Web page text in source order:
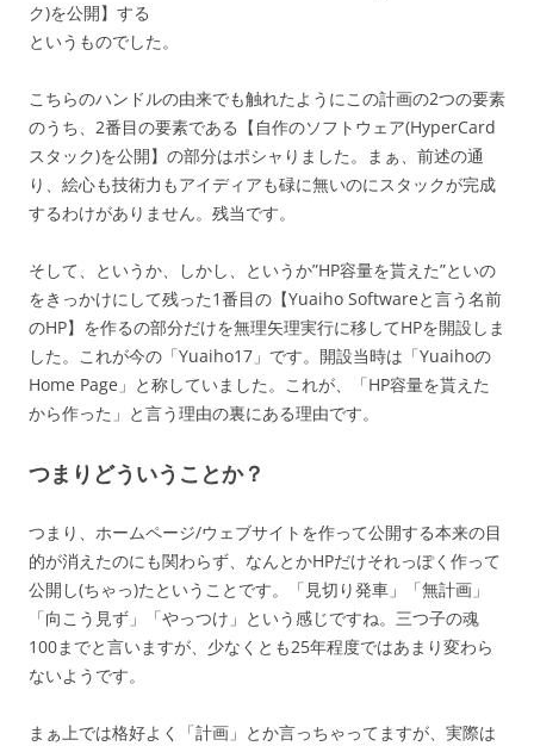
ク)を公開】する
というものでした。
こちらのハンドルの由来でも触れたようにこの計画の2つの要素
のうち、2番目の要素である【自作のソフトウェア(HyperCard
スタック)を公開】の部分はポシャりました。まぁ、前述の通
り、絵心も技術力もアイディアも碌に無いのにスタックが完成
するわけがありません。残当です。
そして、というか、しかし、というか”HP容量を貰えた”といの
をきっかけにして残った1番目の【Yuaiho Softwareと言う名前
のHP】を作るの部分だけを無理矢理実行に移してHPを開設しま
した。これが今の「Yuaiho17」です。開設当時は「Yuaihoの
Home Page」と称していました。これが、「HP容量を貰えた
から作った」と言う理由の裏にある理由です。
つまりどういうことか？
つまり、ホームページ/ウェブサイトを作って公開する本来の目
的が消えたのにも関わらず、なんとかHPだけそれっぽく作って
公開し(ちゃっ)たということです。「見切り発車」「無計画」
「向こう見ず」「やっつけ」という感じですね。三つ子の魂
100までと言いますが、少なくとも25年程度ではあまり変わら
ないようです。
まぁ上では格好よく「計画」とか言っちゃってますが、実際は